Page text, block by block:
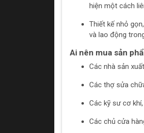
hiện một cách
Thiết kế nhỏ
và lao động
Ai nên mua sản
Các nhà sản
Các thợ sửa
Các kỹ sư cơ
Các chủ cửa